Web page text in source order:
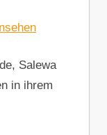
Salewa
in ihrem